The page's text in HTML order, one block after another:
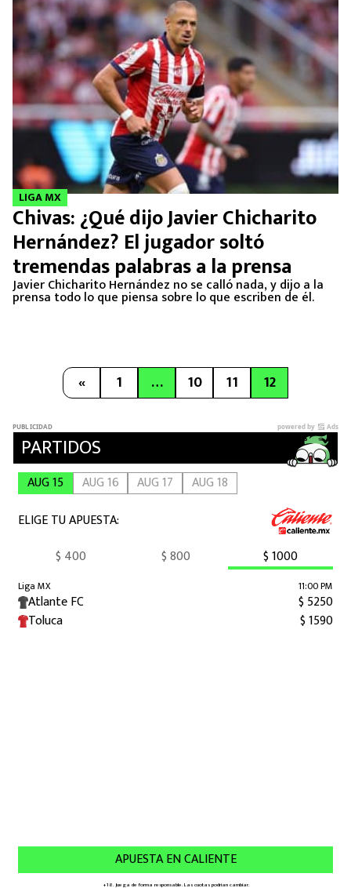
LIGA MX
Chivas: ¿Qué dijo Javier Chicharito
Hernández? El jugador soltó
tremendas palabras a la prensa
Javier Chicharito Hernández no se calló nada, y dijo a la
prensa todo lo que piensa sobre lo que escriben de él.
« 1 … 10 11 12